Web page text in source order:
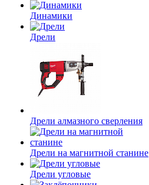
Динамики
Дрели
Дрели алмазного сверления
Дрели на магнитной станине
Дрели угловые